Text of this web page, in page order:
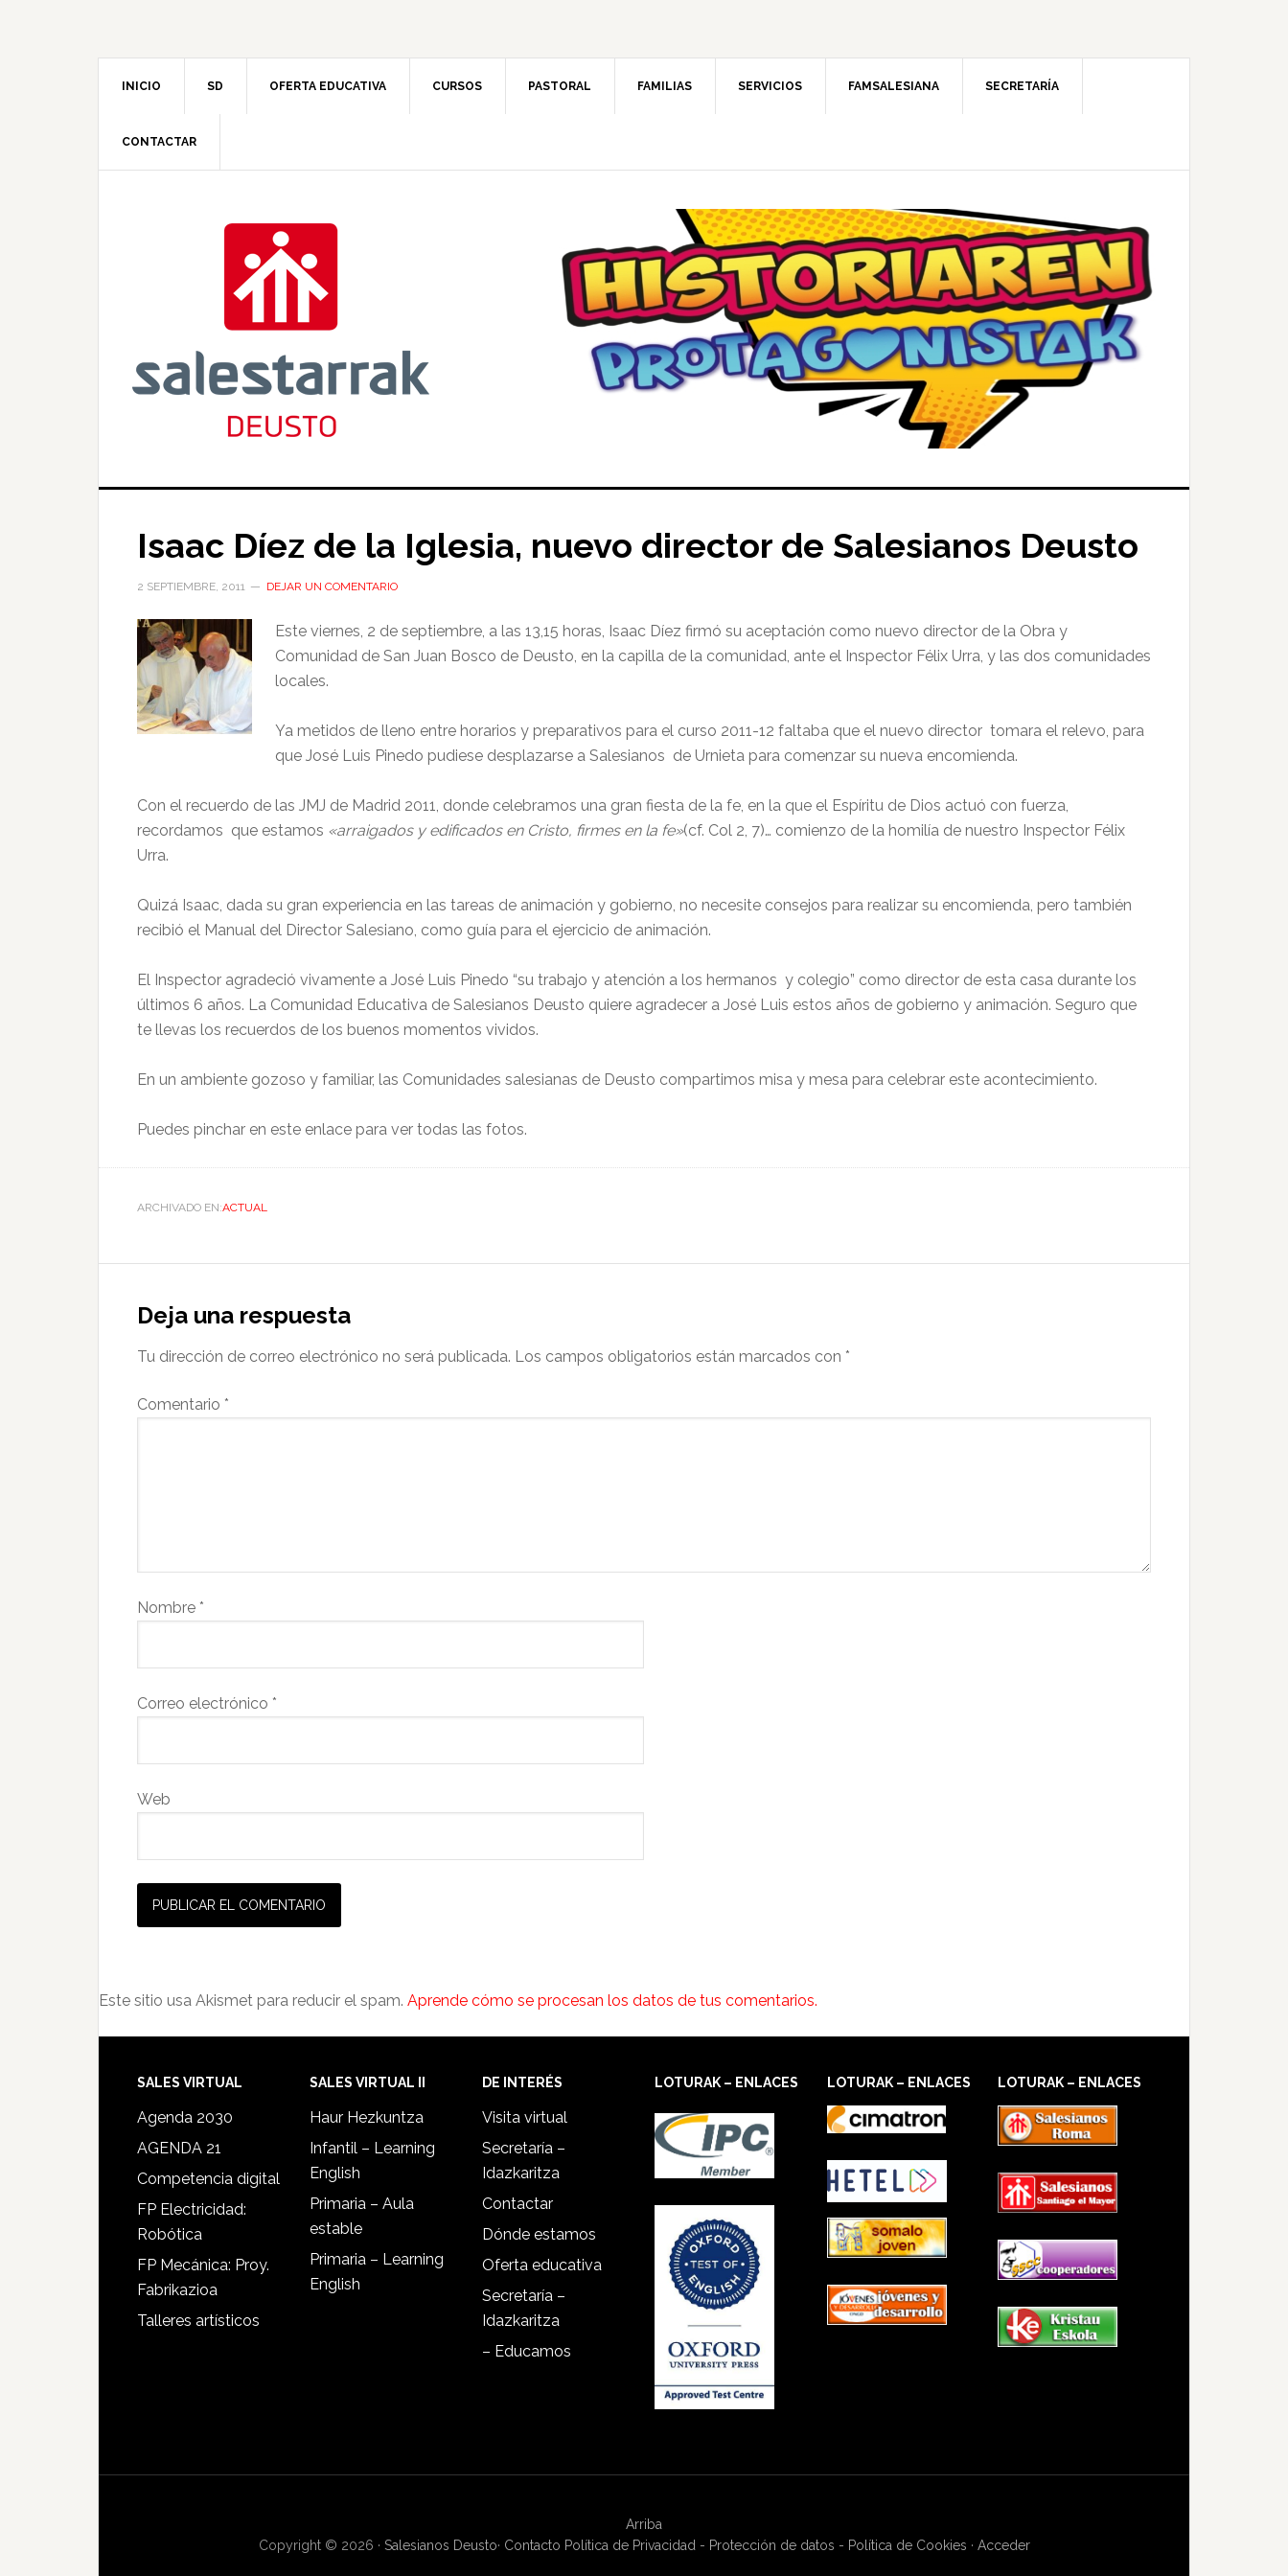
INICIO SD OFERTA EDUCATIVA CURSOS PASTORAL FAMILIAS SERVICIOS FAMSALESIANA SECRETARÍA
CONTACTAR
Isaac Díez de la Iglesia, nuevo director de Salesianos Deusto
2 SEPTIEMBRE, 2011 DEJAR UN COMENTARIO
Este viernes, 2 de septiembre, a las 13,15 horas, Isaac Díez firmó su aceptación como nuevo director de la Obra y
Comunidad de San Juan Bosco de Deusto, en la capilla de la comunidad, ante el Inspector Félix Urra, y las dos comunidades
locales.
Ya metidos de lleno entre horarios y preparativos para el curso 2011-12 faltaba que el nuevo director tomara el relevo, para
que José Luis Pinedo pudiese desplazarse a Salesianos de Urnieta para comenzar su nueva encomienda.
Con el recuerdo de las JMJ de Madrid 2011, donde celebramos una gran fiesta de la fe, en la que el Espíritu de Dios actuó con fuerza,
recordamos que estamos «arraigados y edificados en Cristo, firmes en la fe»(cf. Col 2, 7)… comienzo de la homilía de nuestro Inspector Félix
Urra.
Quizá Isaac, dada su gran experiencia en las tareas de animación y gobierno, no necesite consejos para realizar su encomienda, pero también
recibió el Manual del Director Salesiano, como guía para el ejercicio de animación.
El Inspector agradeció vivamente a José Luis Pinedo “su trabajo y atención a los hermanos y colegio” como director de esta casa durante los
últimos 6 años. La Comunidad Educativa de Salesianos Deusto quiere agradecer a José Luis estos años de gobierno y animación. Seguro que
te llevas los recuerdos de los buenos momentos vividos.
En un ambiente gozoso y familiar, las Comunidades salesianas de Deusto compartimos misa y mesa para celebrar este acontecimiento.
Puedes pinchar en este enlace para ver todas las fotos.
ARCHIVADO EN:ACTUAL
Deja una respuesta
Tu dirección de correo electrónico no será publicada. Los campos obligatorios están marcados con *
Comentario *
Nombre *
Correo electrónico *
Web
Este sitio usa Akismet para reducir el spam. Aprende cómo se procesan los datos de tus comentarios.
SALES VIRTUAL
Agenda 2030
AGENDA 21
Competencia digital
FP Electricidad:
Robótica
FP Mecánica: Proy.
Fabrikazioa
Talleres artísticos
SALES VIRTUAL II
Haur Hezkuntza
Infantil – Learning
English
Primaria – Aula
estable
Primaria – Learning
English
DE INTERÉS
Visita virtual
Secretaría –
Idazkaritza
Contactar
Dónde estamos
Oferta educativa
Secretaría –
Idazkaritza
– Educamos
LOTURAK – ENLACES LOTURAK – ENLACES LOTURAK – ENLACES
Arriba
Copyright © 2026 · Salesianos Deusto· Contacto Política de Privacidad - Protección de datos - Política de Cookies · Acceder